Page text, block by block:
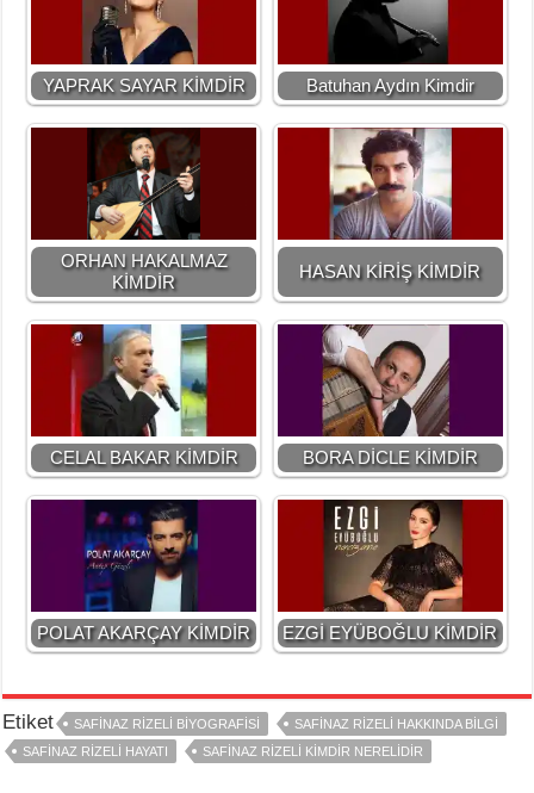
YAPRAK SAYAR KİMDİR Batuhan Aydın Kimdir
ORHAN HAKALMAZ
KİMDİR
HASAN KİRİŞ KİMDİR
CELAL BAKAR KİMDİR BORA DİCLE KİMDİR
POLAT AKARÇAY KİMDİR EZGİ EYÜBOĞLU KİMDİR
Etiket SAFİNAZ RİZELİ BİYOGRAFİSİ
SAFİNAZ RİZELİ HAKKINDA BİLGİ
SAFİNAZ RİZELİ HAYATI
SAFİNAZ RİZELİ KİMDİR NERELİDİR